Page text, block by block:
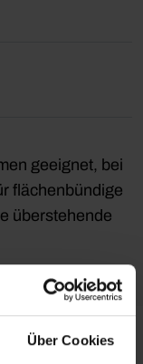
Über Cookies
geeignet, bei
flächenbündige
überstehende